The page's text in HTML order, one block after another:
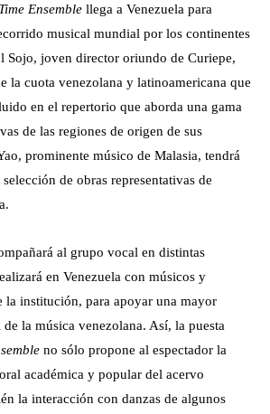
Time Ensemble llega a Venezuela para
musical mundial por los continentes
Sojo, joven director oriundo de Curiepe,
la cuota venezolana y latinoamericana que
en el repertorio que aborda una gama
de las regiones de origen de sus
prominente músico de Malasia, tendrá
de obras representativas de
al grupo vocal en distintas
en Venezuela con músicos y
la institución, para apoyar una mayor
la música venezolana. Así, la puesta
no sólo propone al espectador la
académica y popular del acervo
la interacción con danzas de algunos